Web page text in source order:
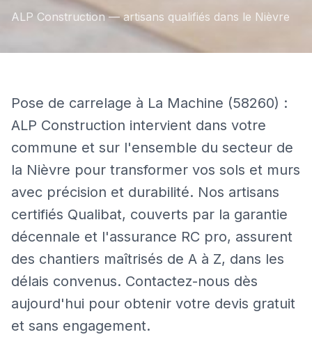
ALP Construction — artisans qualifiés dans le Nièvre
Pose de carrelage à La Machine (58260) :
ALP Construction intervient dans votre
commune et sur l'ensemble du secteur de
la Nièvre pour transformer vos sols et murs
avec précision et durabilité. Nos artisans
certifiés Qualibat, couverts par la garantie
décennale et l'assurance RC pro, assurent
des chantiers maîtrisés de A à Z, dans les
délais convenus. Contactez-nous dès
aujourd'hui pour obtenir votre devis gratuit
et sans engagement.